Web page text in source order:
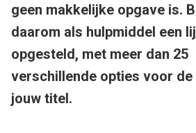
geen makkelijke opgave is.
daarom als hulpmiddel een
opgesteld, met meer dan 25
verschillende opties voor
jouw titel.